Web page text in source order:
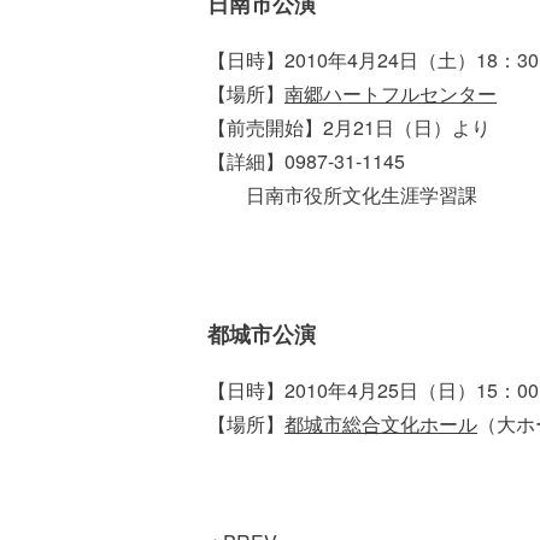
【日時】2010年4月24日（土）18：30
【場所】 南郷ハートフルセンター
【前売開始】2月21日（日）より
【詳細】0987-31-1145
日南市役所文化生涯学習課
都城市公演
【日時】2010年4月25日（日）15：00
【場所】 都城市総合文化ホール （大